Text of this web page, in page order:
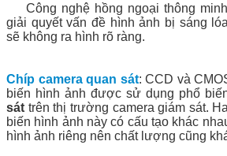
Công nghệ hồng ngoại thông
giải quyết vấn đề hình ảnh bị sáng
sẽ không ra hình rõ ràng.
Chíp camera quan sát: CCD và
biến hình ảnh được sử dụng phổ
sát trên thị trường camera giám sát.
biến hình ảnh này có cấu tạo khác
hình ảnh riêng nên chất lượng cũng